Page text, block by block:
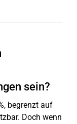
sein?
begrenzt auf
Doch wenn